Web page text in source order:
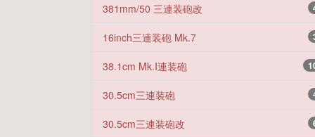
381mm/50 三連装砲改
16inch三連装砲 Mk.7
38.1cm Mk.I連装砲
30.5cm三連装砲
30.5cm三連装砲改